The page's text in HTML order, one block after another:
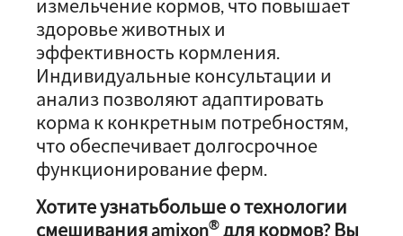
измельчение кормов, что повышает
здоровье животных и
эффективность кормления.
Индивидуальные консультации и
анализ позволяют адаптировать
корма к конкретным потребностям,
что обеспечивает долгосрочное
функционирование ферм.
Хотите узнатьбольше о технологии
смешивания amixon® для кормов? Вы